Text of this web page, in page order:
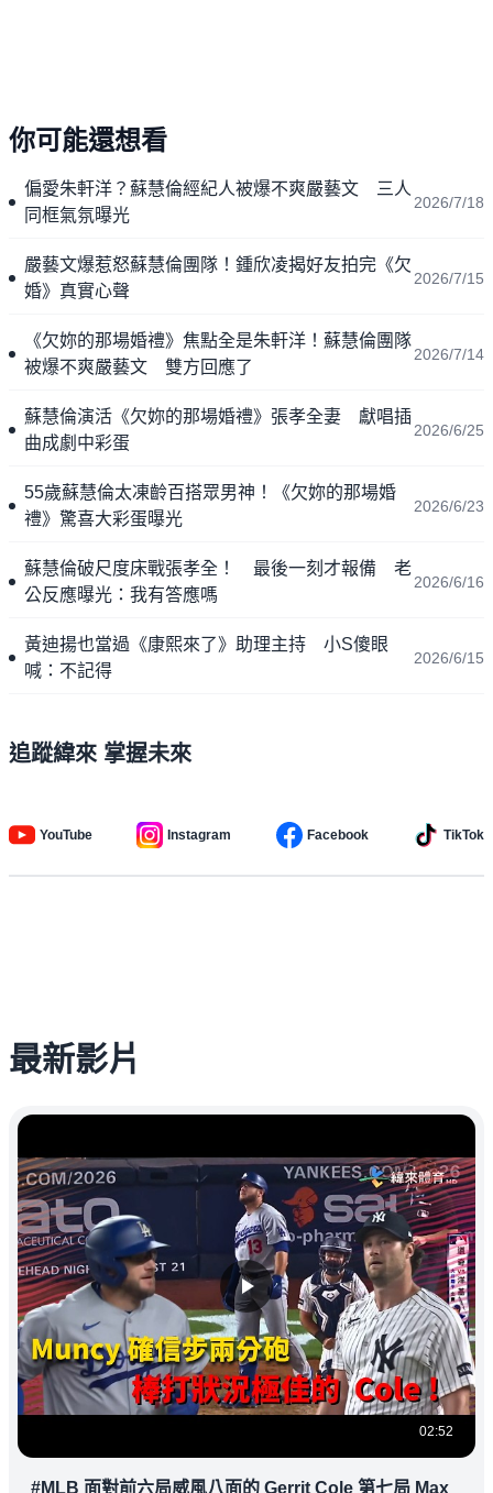
你可能還想看
偏愛朱軒洋？蘇慧倫經紀人被爆不爽嚴藝文 三人
同框氣氛曝光
2026/7/18
嚴藝文爆惹怒蘇慧倫團隊！鍾欣凌揭好友拍完《欠
婚》真實心聲
2026/7/15
《欠妳的那場婚禮》焦點全是朱軒洋！蘇慧倫團隊
被爆不爽嚴藝文 雙方回應了
2026/7/14
蘇慧倫演活《欠妳的那場婚禮》張孝全妻 獻唱插
曲成劇中彩蛋
2026/6/25
55歲蘇慧倫太凍齡百搭眾男神！《欠妳的那場婚
禮》驚喜大彩蛋曝光
2026/6/23
蘇慧倫破尺度床戰張孝全！ 最後一刻才報備 老
公反應曝光：我有答應嗎
2026/6/16
黃迪揚也當過《康熙來了》助理主持 小S傻眼
喊：不記得
2026/6/15
追蹤緯來 掌握未來
YouTube Instagram Facebook TikTok
最新影片
02:52
#MLB 面對前六局威風八面的 Gerrit Cole 第七局 Max